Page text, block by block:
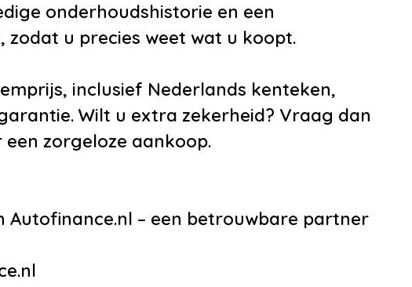
onderhoudshistorie en een
u precies weet wat u koopt.
inclusief Nederlands kenteken,
Wilt u extra zekerheid? Vraag dan
zorgeloze aankoop.
Autofinance.nl – een betrouwbare partner